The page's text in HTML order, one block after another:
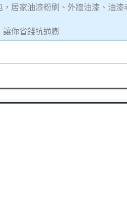
，居家油漆粉刷、外牆油漆、油
讓你省錢抗通膨